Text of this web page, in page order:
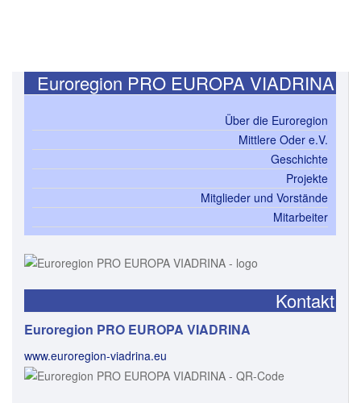
Euroregion PRO EUROPA VIADRINA
Über die Euroregion
Mittlere Oder e.V.
Geschichte
Projekte
Mitglieder und Vorstände
Mitarbeiter
Kontakt
Euroregion PRO EUROPA VIADRINA
www.euroregion-viadrina.eu